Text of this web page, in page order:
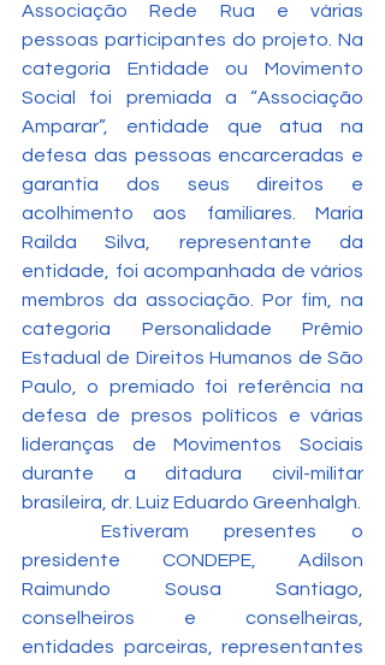
Associação Rede Rua e várias
pessoas participantes do projeto. Na
categoria Entidade ou Movimento
Social foi premiada a “Associação
Amparar”, entidade que atua na
defesa das pessoas encarceradas e
garantia dos seus direitos e
acolhimento aos familiares. Maria
Railda Silva, representante da
entidade, foi acompanhada de vários
membros da associação. Por fim, na
categoria Personalidade Prêmio
Estadual de Direitos Humanos de São
Paulo, o premiado foi referência na
defesa de presos políticos e várias
lideranças de Movimentos Sociais
durante a ditadura civil-militar
brasileira, dr. Luiz Eduardo Greenhalgh.
presidente CONDEPE, Adilson
Raimundo Sousa Santiago,
conselheiros e conselheiras,
entidades parceiras, representantes